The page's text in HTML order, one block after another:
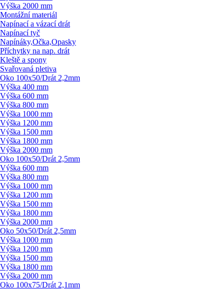
Výška 2000 mm
Montážní materiál
Napínací a vázací drát
Napínací tyč
Napínáky,Očka,Opasky
Příchytky na nap. drát
Kleště a spony
Svařovaná pletiva
Oko 100x50/Drát 2,2mm
Výška 400 mm
Výška 600 mm
Výška 800 mm
Výška 1000 mm
Výška 1200 mm
Výška 1500 mm
Výška 1800 mm
Výška 2000 mm
Oko 100x50/Drát 2,5mm
Výška 600 mm
Výška 800 mm
Výška 1000 mm
Výška 1200 mm
Výška 1500 mm
Výška 1800 mm
Výška 2000 mm
Oko 50x50/Drát 2,5mm
Výška 1000 mm
Výška 1200 mm
Výška 1500 mm
Výška 1800 mm
Výška 2000 mm
Oko 100x75/Drát 2,1mm